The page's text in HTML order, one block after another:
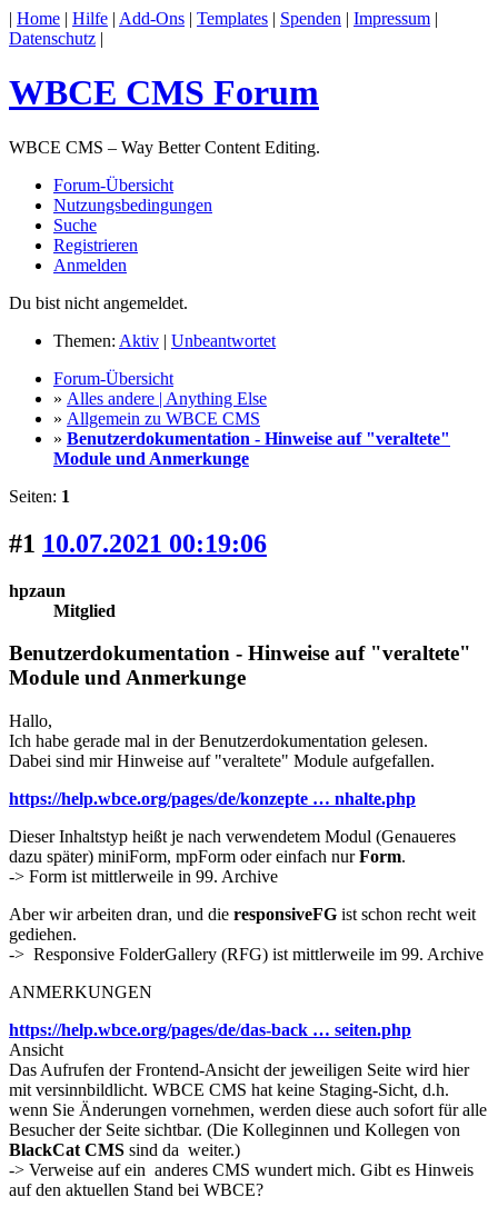
| Home | Hilfe | Add-Ons | Templates | Spenden | Impressum |
Datenschutz |
WBCE CMS Forum
WBCE CMS – Way Better Content Editing.
Forum-Übersicht
Nutzungsbedingungen
Suche
Registrieren
Anmelden
Du bist nicht angemeldet.
Themen: Aktiv | Unbeantwortet
Forum-Übersicht
» Alles andere | Anything Else
» Allgemein zu WBCE CMS
» Benutzerdokumentation - Hinweise auf "veraltete"
Module und Anmerkunge
Seiten: 1
#1 10.07.2021 00:19:06
hpzaun
Mitglied
Benutzerdokumentation - Hinweise auf "veraltete"
Module und Anmerkunge
Hallo,
Ich habe gerade mal in der Benutzerdokumentation gelesen.
Dabei sind mir Hinweise auf "veraltete" Module aufgefallen.
https://help.wbce.org/pages/de/konzepte … nhalte.php
Dieser Inhaltstyp heißt je nach verwendetem Modul (Genaueres
dazu später) miniForm, mpForm oder einfach nurForm.
-> Form ist mittlerweile in 99. Archive
Aber wir arbeiten dran, und die responsiveFG ist schon recht weit
gediehen.
-> Responsive FolderGallery (RFG) ist mittlerweile im 99. Archive
ANMERKUNGEN
https://help.wbce.org/pages/de/das-back … seiten.php
Ansicht
Das Aufrufen der Frontend-Ansicht der jeweiligen Seite wird hier
mit versinnbildlicht. WBCE CMS hat keine Staging-Sicht, d.h.
wenn Sie Änderungen vornehmen, werden diese auch sofort für alle
Besucher der Seite sichtbar. (Die Kolleginnen und Kollegen von
BlackCat CMS sind da weiter.)
-> Verweise auf ein anderes CMS wundert mich. Gibt es Hinweis
auf den aktuellen Stand bei WBCE?